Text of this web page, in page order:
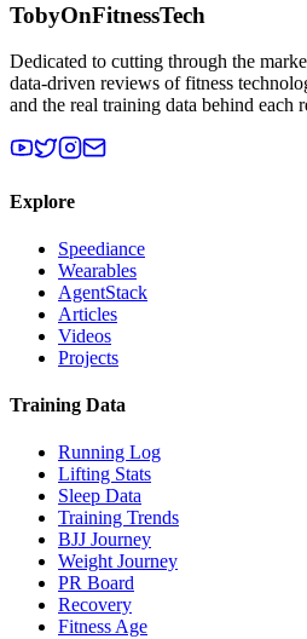
TobyOnFitnessTech
Dedicated to cutting through the
data-driven reviews of fitness
and the real training data behind each
Explore
Speediance
Wearables
AgentStack
Articles
Videos
Projects
Training Data
Running Log
Lifting Stats
Sleep Data
Training Trends
BJJ Journey
Weight Journey
PR Board
Recovery
Fitness Age